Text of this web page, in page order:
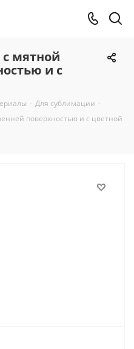
мятной
и с
- Для сублимации -
поверхностью и с цветной